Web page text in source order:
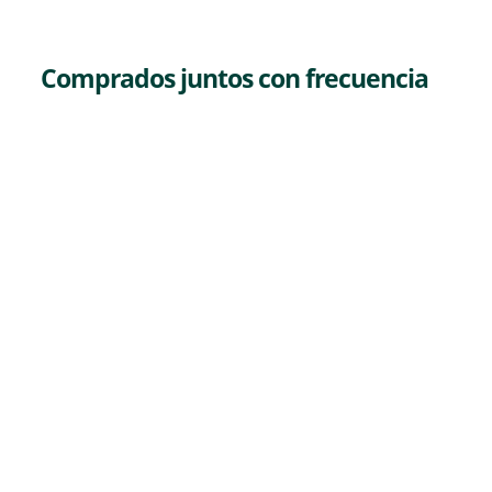
Comprados juntos con frecuencia